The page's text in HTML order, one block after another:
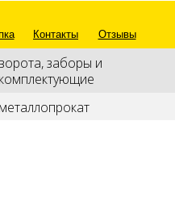
заборы и
комплектующие
металлопрокат
Отзывы
Контакты